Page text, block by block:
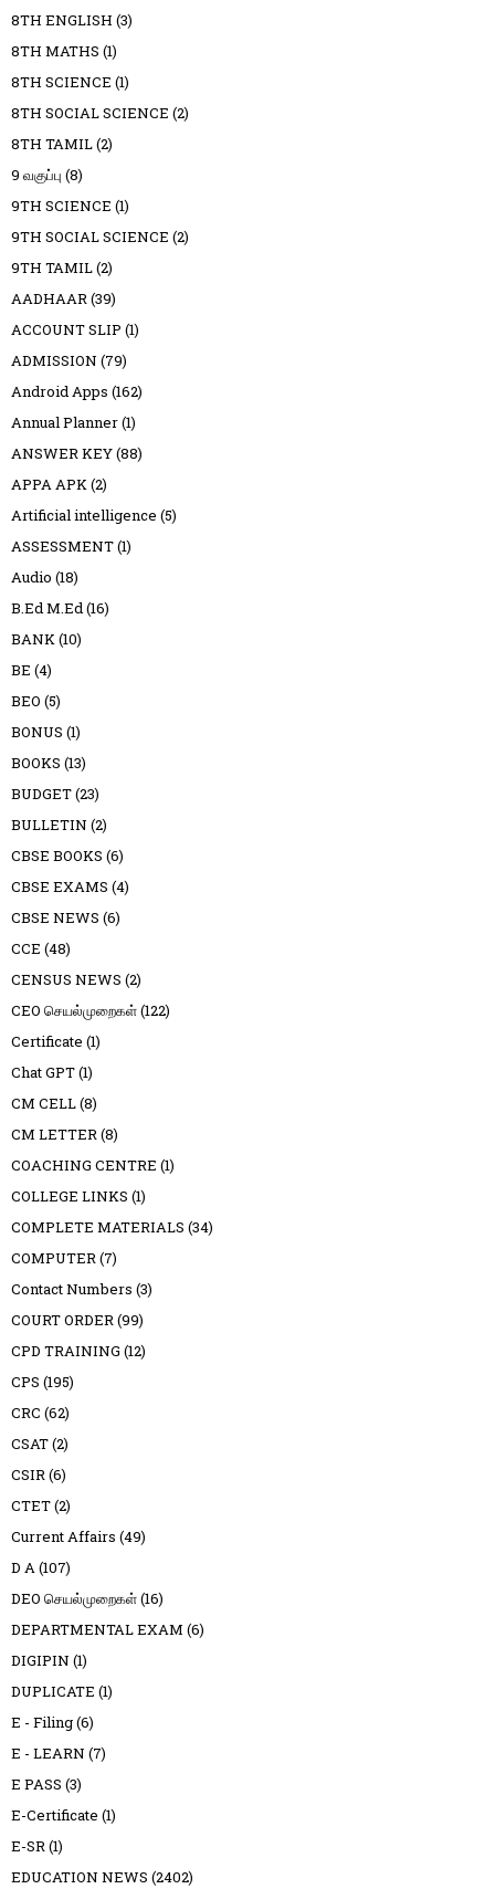
8TH ENGLISH (3)
8TH MATHS (1)
8TH SCIENCE (1)
8TH SOCIAL SCIENCE (2)
8TH TAMIL(2)
9 வகுப்பு (8)
9TH SCIENCE (1)
9TH SOCIAL SCIENCE (2)
9TH TAMIL(2)
AADHAAR(39)
ACCOUNT SLIP (1)
ADMISSION (79)
Android Apps (162)
Annual Planner(1)
ANSWER KEY(88)
APPA APK(2)
Artificial intelligence (5)
ASSESSMENT(1)
Audio (18)
B.Ed M.Ed(16)
BANK(10)
BE (4)
BEO (5)
BONUS (1)
BOOKS (13)
BUDGET(23)
BULLETIN (2)
CBSE BOOKS (6)
CBSE EXAMS (4)
CBSE NEWS (6)
CCE (48)
CENSUS NEWS (2)
CEO செயல்முறைகள்(122)
Certificate (1)
Chat GPT(1)
CM CELL(8)
CM LETTER(8)
COACHING CENTRE (1)
COLLEGE LINKS (1)
COMPLETE MATERIALS (34)
COMPUTER(7)
Contact Numbers (3)
COURT ORDER(99)
CPD TRAINING (12)
CPS (195)
CRC (62)
CSAT(2)
CSIR(6)
CTET(2)
Current Affairs (49)
D A(107)
DEO செயல்முறைகள்(16)
DEPARTMENTAL EXAM (6)
DIGIPIN (1)
DUPLICATE (1)
E - Filing(6)
E - LEARN (7)
E PASS (3)
E-Certificate (1)
E-SR(1)
EDUCATION NEWS (2402)